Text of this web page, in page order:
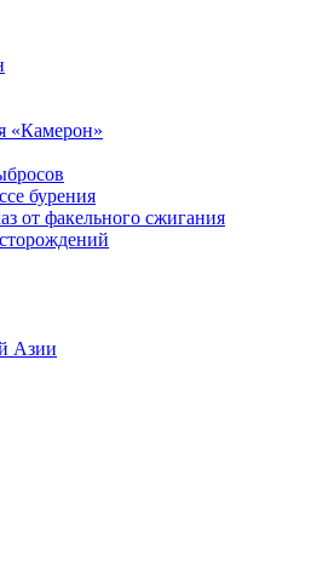
«Камерон»
бурения
от факельного сжигания
Азии